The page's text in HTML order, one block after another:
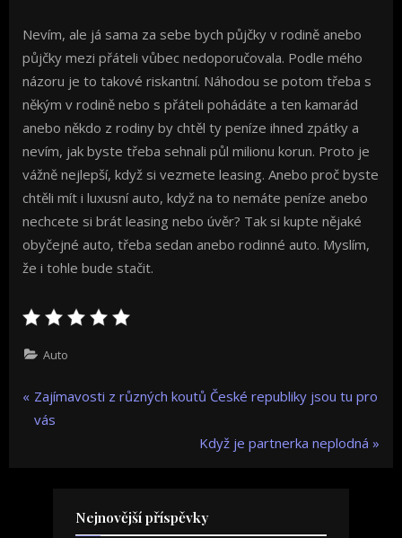
Nevím, ale já sama za sebe bych půjčky v rodině anebo
půjčky mezi přáteli vůbec nedoporučovala. Podle mého
názoru je to takové riskantní. Náhodou se potom třeba s
někým v rodině nebo s přáteli pohádáte a ten kamarád
anebo někdo z rodiny by chtěl ty peníze ihned zpátky a
nevím, jak byste třeba sehnali půl milionu korun. Proto je
vážně nejlepší, když si vezmete leasing. Anebo proč byste
chtěli mít i luxusní auto, když na to nemáte peníze anebo
nechcete si brát leasing nebo úvěr? Tak si kupte nějaké
obyčejné auto, třeba sedan anebo rodinné auto. Myslím,
že i tohle bude stačit.
Auto
Navigace
P
r
Zajímavosti z různých koutů České republiky jsou tu pro
vás
N
t
Když je partnerka neplodná
Nejnovější příspěvky